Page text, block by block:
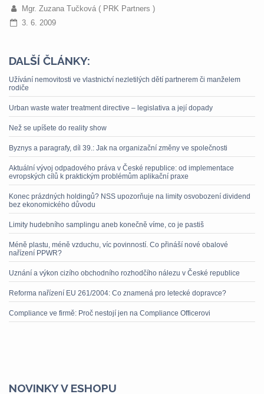
Mgr. Zuzana Tučková ( PRK Partners )
3. 6. 2009
DALŠÍ ČLÁNKY:
Užívání nemovitosti ve vlastnictví nezletilých dětí partnerem či manželem
rodiče
Urban waste water treatment directive – legislativa a její dopady
Než se upíšete do reality show
Byznys a paragrafy, díl 39.: Jak na organizační změny ve společnosti
Aktuální vývoj odpadového práva v České republice: od implementace
evropských cílů k praktickým problémům aplikační praxe
Konec prázdných holdingů? NSS upozorňuje na limity osvobození dividend
bez ekonomického důvodu
Limity hudebního samplingu aneb konečně víme, co je pastiš
Méně plastu, méně vzduchu, víc povinností. Co přináší nové obalové
nařízení PPWR?
Uznání a výkon cizího obchodního rozhodčího nálezu v České republice
Reforma nařízení EU 261/2004: Co znamená pro letecké dopravce?
Compliance ve firmě: Proč nestojí jen na Compliance Officerovi
NOVINKY V ESHOPU